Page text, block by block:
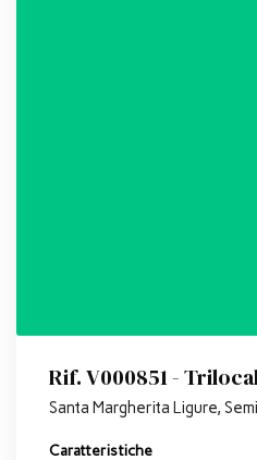
Rif. V000851 -
Santa Margherita Ligure,
Caratteristiche